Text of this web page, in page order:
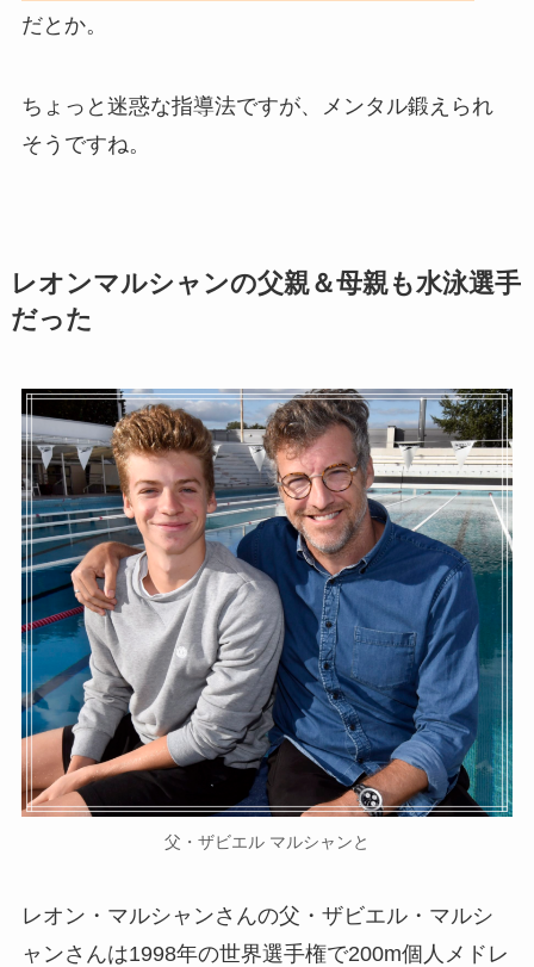
だとか。
ちょっと迷惑な指導法ですが、メンタル鍛えられ
そうですね。
レオンマルシャンの父親＆母親も水泳選手
だった
父・ザビエル マルシャンと
レオン・マルシャンさんの父・ザビエル・マルシ
ャンさんは1998年の世界選手権で200m個人メドレ